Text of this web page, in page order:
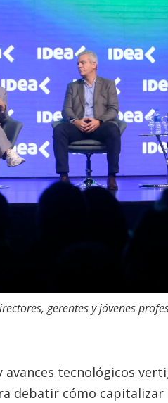
gerentes y jóvenes
tecnológicos
debatir cómo